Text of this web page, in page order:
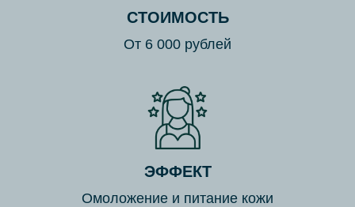
СТОИМОСТЬ
От 6 000 рублей
ЭФФЕКТ
Омоложение и питание кожи